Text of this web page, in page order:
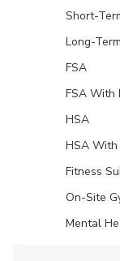
Short-
Long-
FSA
FSA With
HSA
HSA With
Fitness
On-Site
Mental